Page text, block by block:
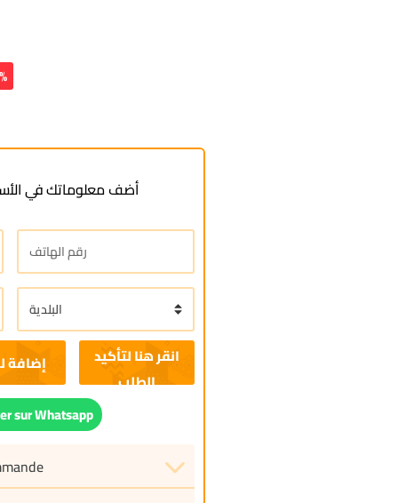
أضف معلوماتك في
إضافة
sur Whatsapp